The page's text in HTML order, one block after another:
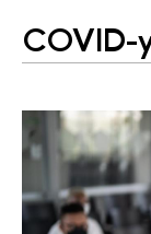
COVID-